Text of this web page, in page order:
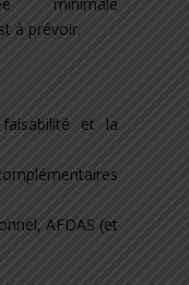
à prévoir.
et la
AFDAS (et